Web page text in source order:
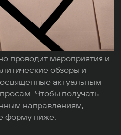
проводит мероприятия и
обзоры и
актуальным
Чтобы получать
направлениям,
форму ниже.